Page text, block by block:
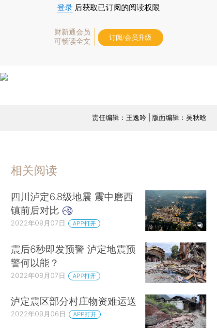
登录 后获取已订阅的阅读权限
财新通会员
可畅读全文
订阅/会员升级
责任编辑：王逸吟 | 版面编辑：吴秋晗
相关阅读
四川泸定6.8级地震 震中磨西
镇前后对比
2022年09月07日 APP打开
震后6秒即发预警 泸定地震预
警何以能？
2022年09月07日 APP打开
泸定震区部分村庄物资难运送
2022年09月06日 APP打开